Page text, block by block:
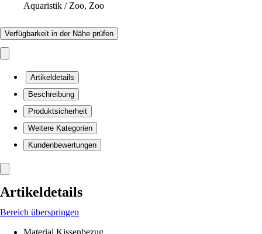
Aquaristik / Zoo, Zoo
Verfügbarkeit in der Nähe prüfen
Artikeldetails
Beschreibung
Produktsicherheit
Weitere Kategorien
Kundenbewertungen
Artikeldetails
Bereich überspringen
Material Kissenbezug